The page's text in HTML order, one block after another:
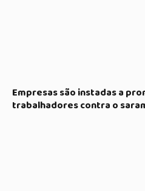
Empresas são instadas a
trabalhadores contra o